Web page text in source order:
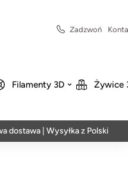
Zadzwoń
Filamenty 3D Żywice
dostawa | Wysyłka z Polski |